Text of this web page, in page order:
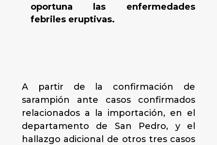
oportuna las enfermedades
febriles eruptivas.
A partir de la confirmación de
sarampión ante casos confirmados
relacionados a la importación, en el
departamento de San Pedro, y el
hallazgo adicional de otros tres casos